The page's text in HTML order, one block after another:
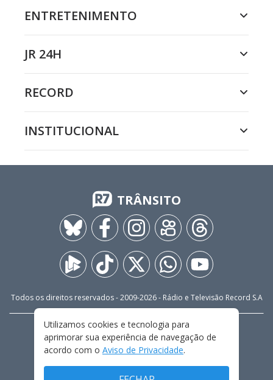
ENTRETENIMENTO
JR 24H
RECORD
INSTITUCIONAL
TRÂNSITO
Todos os direitos reservados - 2009-2026- Rádio e Televisão Record S.A
FALE CONOSCO
PRIVACIDADE
TERMOS E CONDIÇÕES DE USO
Utilizamos cookies e tecnologia para
aprimorar sua experiência de navegação de
acordo com o Aviso de Privacidade.